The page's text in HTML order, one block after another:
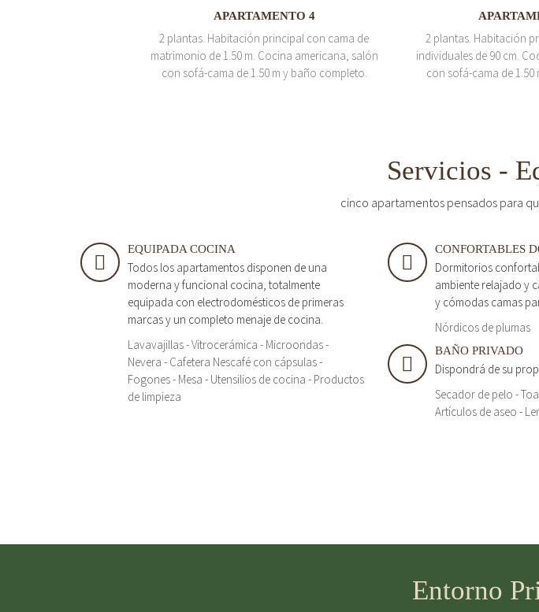
APARTAMENTO 4
2 plantas. Habitación principal con cama de
matrimonio de 1.50 m. Cocina americana, salón
con sofá-cama de 1.50 m y baño completo.
2 plantas. Habitación
individuales de 90 cm.
con sofá-cama de 1.50
Servicios -
cinco apartamentos pensados para
EQUIPADA COCINA
Todos los apartamentos disponen de una
moderna y funcional cocina, totalmente
equipada con electrodomésticos de primeras
marcas y un completo menaje de cocina.
Lavavajillas - Vitrocerámica - Microondas -
Nevera - Cafetera Nescafé con cápsulas -
Fogones - Mesa - Utensilios de cocina - Productos
de limpieza
CONFORTABLES
Dormitorios
ambiente relajado y
y cómodas camas
Nórdicos de plumas
BAÑO PRIVADO
Dispondrá de su
Secador de pelo -
Artículos de aseo -
Entorno